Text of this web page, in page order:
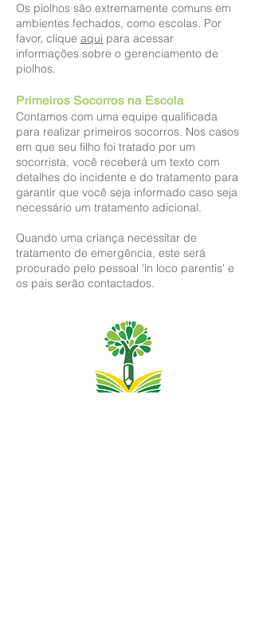
Os piolhos são extremamente comuns em
ambientes fechados, como escolas. Por
favor, clique aqui para acessar
informações sobre o gerenciamento de
piolhos.
Primeiros Socorros na Escola
Contamos com uma equipe qualificada
para realizar primeiros socorros. Nos casos
em que seu filho foi tratado por um
socorrista, você receberá um texto com
detalhes do incidente e do tratamento para
garantir que você seja informado caso seja
necessário um tratamento adicional.
Quando uma criança necessitar de
tratamento de emergência, este será
procurado pelo pessoal 'in loco parentis' e
os pais serão contactados.